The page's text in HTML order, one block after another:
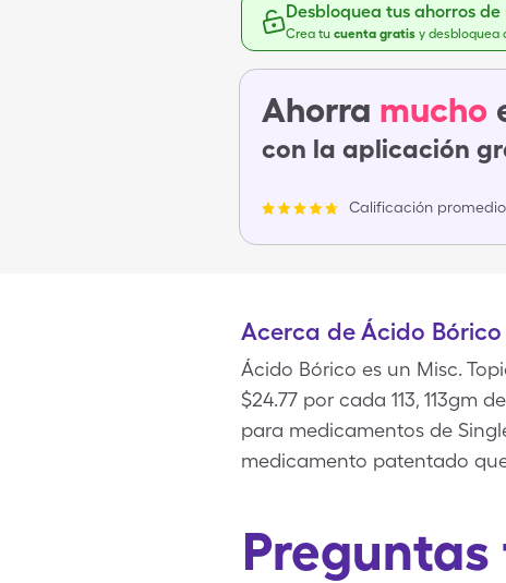
Desbloquea tus ahorros
Crea tu cuenta gratis y desbloquea
Ahorra mucho
con la aplicación
Calificación
Acerca de Ácido Bórico
Ácido Bórico es un Misc.
$24.77 por cada 113, 113gm
para medicamentos de
medicamento patentado